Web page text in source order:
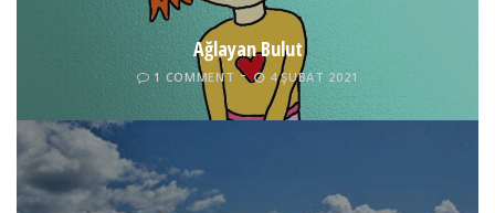
Ağlayan Bulut
1 COMMENT 4 ŞUBAT 2021